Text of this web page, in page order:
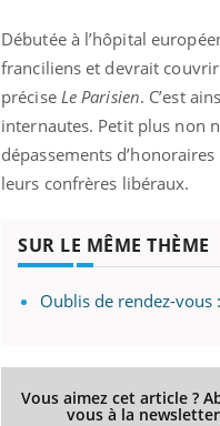
Débutée à l’hôpital
franciliens et devrait couvrir
précise Le Parisien. C’est
internautes. Petit plus non
dépassements
leurs confrères libéraux.
SUR LE MÊME THÈME
Oublis de rendez-vous
Vous aimez cet article ?
vous à la